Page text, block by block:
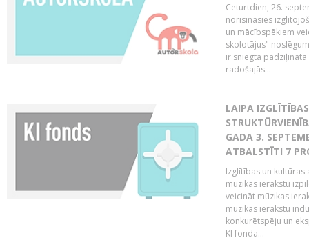
Ceturtdien, 26.
norisināsies
un mācībspēkiem
skolotājus"
ir sniegta
radošajās...
LAIPA
GADA 3.
ATBALSTĪTI 7
Izglītības un
mūzikas ierakstu
veicināt mūzikas
mūzikas ierakstu
konkurētspēju un
KI fonda...